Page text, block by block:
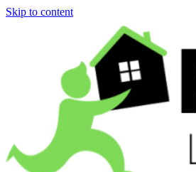
Skip to content